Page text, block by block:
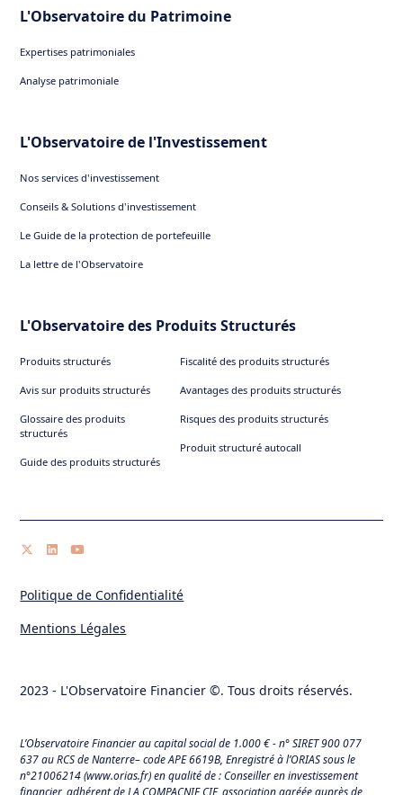
L'Observatoire du Patrimoine
Expertises patrimoniales
Analyse patrimoniale
L'Observatoire de l'Investissement
Nos services d'investissement
Conseils & Solutions d'investissement
Le Guide de la protection de portefeuille
La lettre de l'Observatoire
L'Observatoire des Produits Structurés
Produits structurés
Avis sur produits structurés
Glossaire des produits
structurés
Guide des produits structurés
Fiscalité des produits structurés
Avantages des produits structurés
Risques des produits structurés
Produit structuré autocall
2023 - L'Observatoire Financier ©. Tous droits réservés.
Politique de Confidentialité
Mentions Légales
L’Observatoire Financier au capital social de 1.000 € - n° SIRET 900 077
637 au RCS de Nanterre– code APE 6619B, Enregistré à l’ORIAS sous le
n°21006214 (www.orias.fr) en qualité de : Conseiller en investissement
financier, adhérent de LA COMPACNIE CIF, association agréée auprès de